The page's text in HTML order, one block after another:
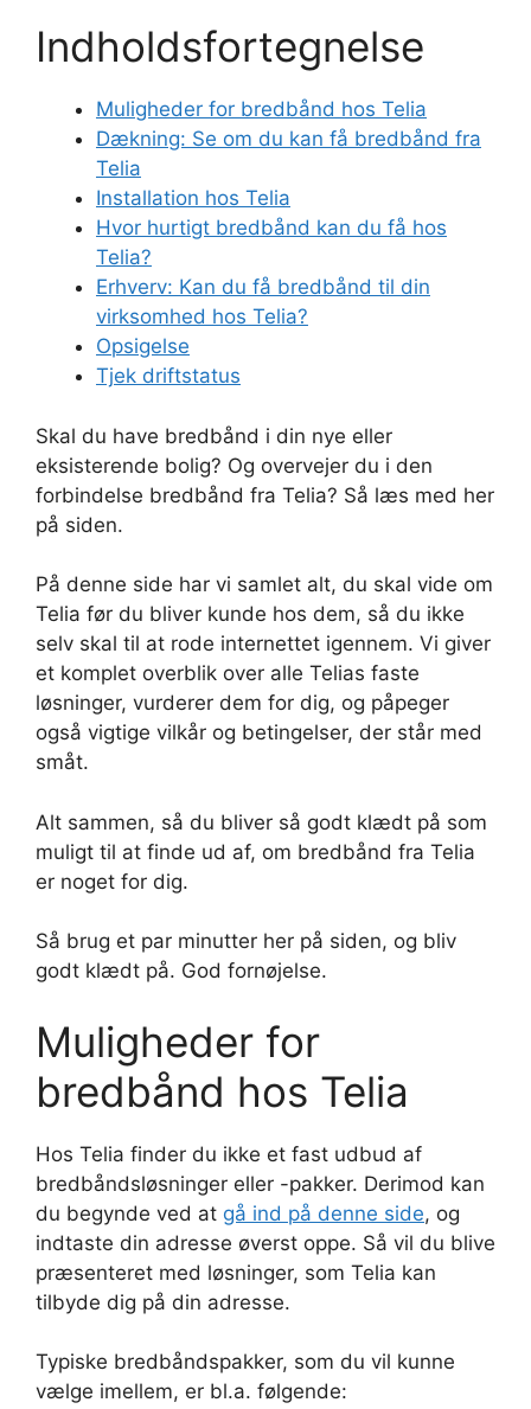
Indholdsfortegnelse
Muligheder for bredbånd hos Telia
Dækning: Se om du kan få bredbånd fra
Telia
Installation hos Telia
Hvor hurtigt bredbånd kan du få hos
Telia?
Erhverv: Kan du få bredbånd til din
virksomhed hos Telia?
Opsigelse
Tjek driftstatus
Skal du have bredbånd i din nye eller
eksisterende bolig? Og overvejer du i den
forbindelse bredbånd fra Telia? Så læs med her
på siden.
På denne side har vi samlet alt, du skal vide om
Telia før du bliver kunde hos dem, så du ikke
selv skal til at rode internettet igennem. Vi giver
et komplet overblik over alle Telias faste
løsninger, vurderer dem for dig, og påpeger
også vigtige vilkår og betingelser, der står med
småt.
Alt sammen, så du bliver så godt klædt på som
muligt til at finde ud af, om bredbånd fra Telia
er noget for dig.
Så brug et par minutter her på siden, og bliv
godt klædt på. God fornøjelse.
Muligheder for
bredbånd hos Telia
Hos Telia finder du ikke et fast udbud af
bredbåndsløsninger eller -pakker. Derimod kan
du begynde ved at gå ind på denne side, og
indtaste din adresse øverst oppe. Så vil du blive
præsenteret med løsninger, som Telia kan
tilbyde dig på din adresse.
Typiske bredbåndspakker, som du vil kunne
vælge imellem, er bl.a. følgende: